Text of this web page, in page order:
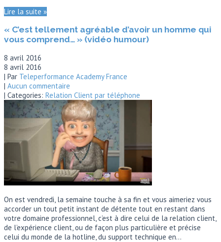
Lire la suite »
« C’est tellement agréable d’avoir un homme qui
vous comprend… » (vidéo humour)
8 avril 2016
8 avril 2016
| Par Teleperformance Academy France
| Aucun commentaire
| Categories: Relation Client par téléphone
On est vendredi, la semaine touche à sa fin et vous aimeriez vous
accorder un tout petit instant de détente tout en restant dans
votre domaine professionnel, c’est à dire celui de la relation client,
de l’expérience client, ou de façon plus particulière et précise
celui du monde de la hotline, du support technique en…